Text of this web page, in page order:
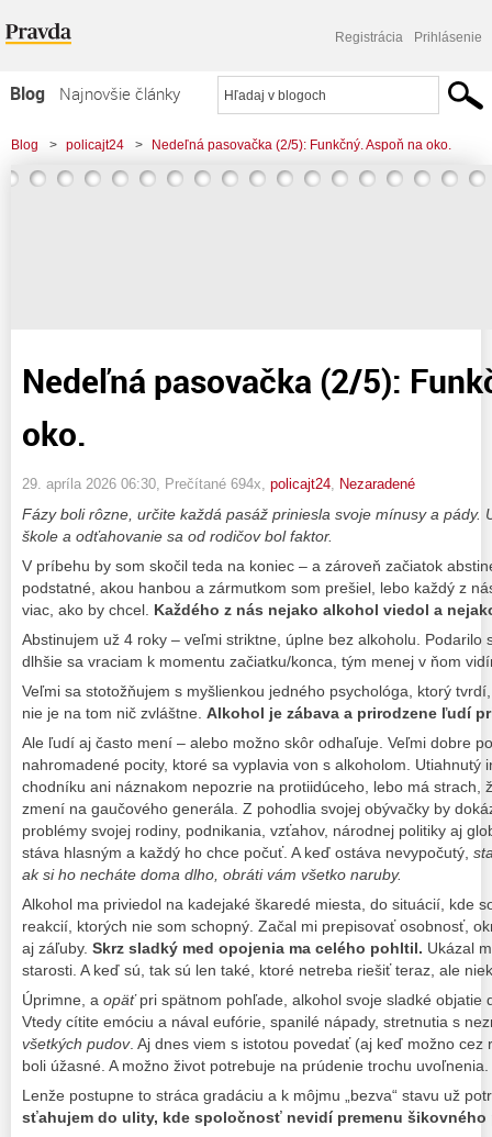
Registrácia Prihlásenie
Blog
Najnovšie články
Najčítanejšie články
Najkomentovanejšie články
Blog > policajt24 > Nedeľná pasovačka (2/5): Funkčný. Aspoň na oko.
Nedeľná pasovačka (2/5):
oko.
29. apríla 2026 06:30 , Prečítané 694x, policajt24 Nezaradené
Fázy boli rôzne, určite každá pasáž priniesla svoje mínusy a pády.
škole a odťahovanie sa od rodičov bol faktor.
V príbehu by som skočil teda na koniec – a zároveň začiatok
podstatné, akou hanbou a zármutkom som prešiel, lebo každý z
viac, ako by chcel. Každého z nás nejako alkohol viedol a
Abstinujem už 4 roky – veľmi striktne, úplne bez alkoholu. Podarilo
dlhšie sa vraciam k momentu začiatku/konca, tým menej v ňom
Veľmi sa stotožňujem s myšlienkou jedného psychológa, ktorý
nie je na tom nič zvláštne. Alkohol je zábava a prirodzene ľudí
Ale ľudí aj často mení – alebo možno skôr odhaľuje. Veľmi dobre
nahromadené pocity, ktoré sa vyplavia von s alkoholom. Utiahnutý
chodníku ani náznakom nepozrie na protiidúceho, lebo má strach,
zmení na gaučového generála. Z pohodlia svojej obývačky by
problémy svojej rodiny, podnikania, vzťahov, národnej politiky aj
stáva hlasným a každý ho chce počuť. A keď ostáva nevypočutý,
ak si ho necháte doma dlho, obráti vám všetko naruby.
Alkohol ma priviedol na kadejaké škaredé miesta, do situácií, kde
reakcií, ktorých nie som schopný. Začal mi prepisovať osobnosť,
aj záľuby. Skrz sladký med opojenia ma celého pohltil. Ukázal
starosti. A keď sú, tak sú len také, ktoré netreba riešiť teraz, ale
Úprimne, a opäťpri spätnom pohľade, alkohol svoje sladké objatie
Vtedy cítite emóciu a nával eufórie, spanilé nápady, stretnutia s
všetkých pudov. Aj dnes viem s istotou povedať (aj keď možno cez
boli úžasné. A možno život potrebuje na prúdenie trochu uvoľnenia.
Lenže postupne to stráca gradáciu a k môjmu „bezva“ stavu už
sťahujem do ulity, kde spoločnosť nevidí premenu šikovného